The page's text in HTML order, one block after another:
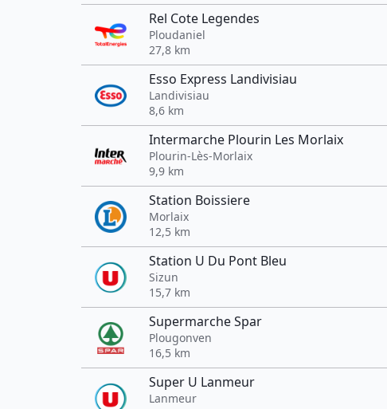
Rel Cote Legendes
Ploudaniel
27,8 km
Esso Express Landivisiau
Landivisiau
8,6 km
Intermarche Plourin Les Morlaix
Plourin-Lès-Morlaix
9,9 km
Station Boissiere
Morlaix
12,5 km
Station U Du Pont Bleu
Sizun
15,7 km
Supermarche Spar
Plougonven
16,5 km
Super U Lanmeur
Lanmeur